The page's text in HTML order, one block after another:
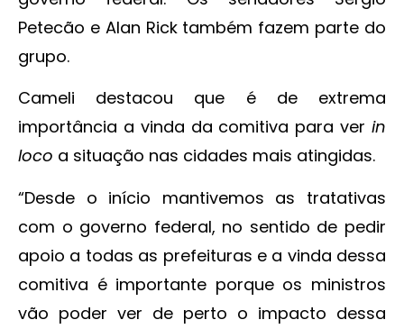
Petecão e Alan Rick também fazem parte do
grupo.
Cameli destacou que é de extrema
importância a vinda da comitiva para ver in
loco a situação nas cidades mais atingidas.
“Desde o início mantivemos as tratativas
com o governo federal, no sentido de pedir
apoio a todas as prefeituras e a vinda dessa
comitiva é importante porque os ministros
vão poder ver de perto o impacto dessa